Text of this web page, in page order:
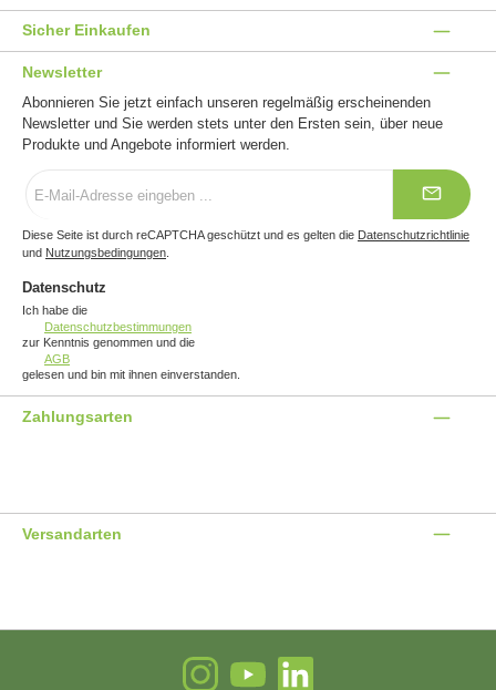
Sicher Einkaufen
Newsletter
Abonnieren Sie jetzt einfach unseren regelmäßig erscheinenden
Newsletter und Sie werden stets unter den Ersten sein, über neue
Produkte und Angebote informiert werden.
Mail-
Diese Seite ist durch reCAPTCHA geschützt und es gelten die Datenschutzrichtlinie
und Nutzungsbedingungen.
Datenschutz
Ich habe die
Datenschutzbestimmungen
zur Kenntnis genommen und die
AGB
gelesen und bin mit ihnen einverstanden.
Zahlungsarten
Versandarten
InstagramYouTube